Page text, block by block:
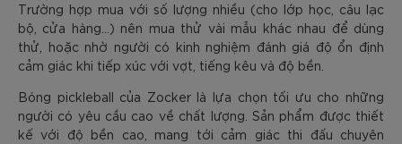
Trường hợp mua với số lượng nhiều (cho lớp học, câu lạc
bộ, cửa hàng…) nên mua thử vài mẫu khác nhau để dùng
thử, hoặc nhờ người có kinh nghiệm đánh giá độ ổn định
cảm giác khi tiếp xúc với vợt, tiếng kêu và độ bền.
Bóng pickleball của Zocker là lựa chọn tối ưu cho những
người có yêu cầu cao về chất lượng. Sản phẩm được thiết
kế với độ bền cao, mang tới cảm giác thi đấu chuyên